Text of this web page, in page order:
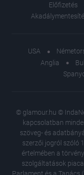
Előfizetés
USA
Anglia
© glamour.hu ©
kapcsolatban
szöveg- és
szerzői jogról szóló
értelmében a
szolgáltatások